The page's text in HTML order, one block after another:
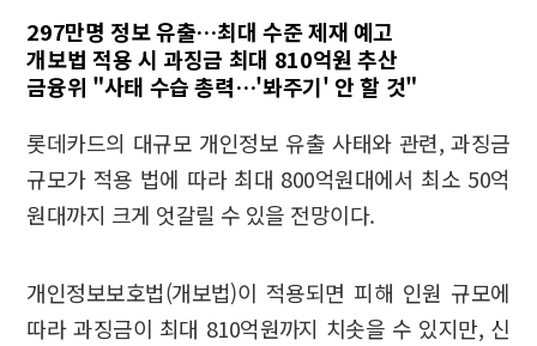
297만명 정보 유출…최대 수준 제재 예고
개보법 적용 시 과징금 최대 810억원 추산
금융위 "사태 수습 총력…'봐주기' 안 할 것"
롯데카드의 대규모 개인정보 유출 사태와 관련, 과징금
규모가 적용 법에 따라 최대 800억원대에서 최소 50억
원대까지 크게 엇갈릴 수 있을 전망이다.
개인정보보호법(개보법)이 적용되면 피해 인원 규모에
따라 과징금이 최대 810억원까지 치솟을 수 있지만, 신